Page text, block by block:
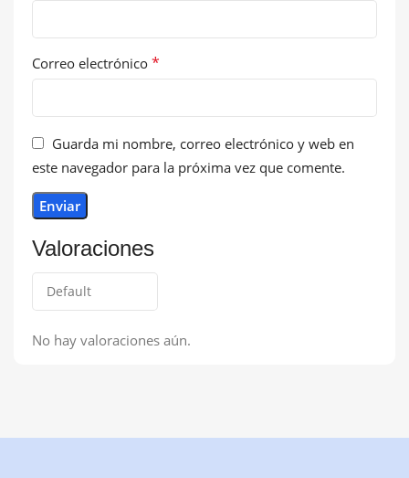
Valoraciones
No hay valoraciones aún.
Correo electrónico *
Guarda mi nombre, correo electrónico y web en
este navegador para la próxima vez que comente.